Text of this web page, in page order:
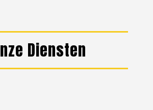
Diensten